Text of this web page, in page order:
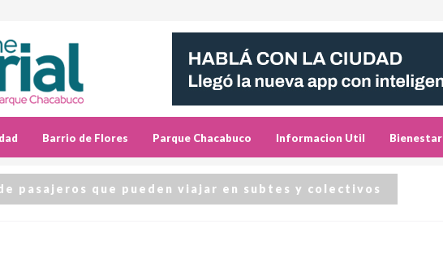
Barrio de Flores Parque Chacabuco Informacion Util Bienestar
pasajeros que pueden viajar en subtes y colectivos